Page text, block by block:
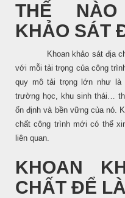
THẾ
KHẢO SÁT
Khoan khảo sát địa chất
với mỗi tải trọng của công
quy mô tải trọng lớn như là
trường học, khu sinh thái…
ổn định và bền vững của nó.
chất công trình mới có thể
liên quan.
KHOAN
CHẤT ĐỂ